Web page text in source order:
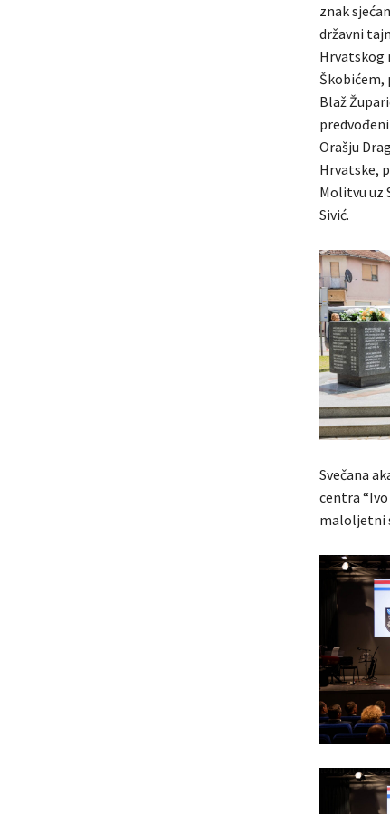
znak
državni
Hrvatskog
Škobićem,
Blaž
Orašju
Hrvatske,
Molitvu uz
Sivić.
Svečana
centra
maloljetni